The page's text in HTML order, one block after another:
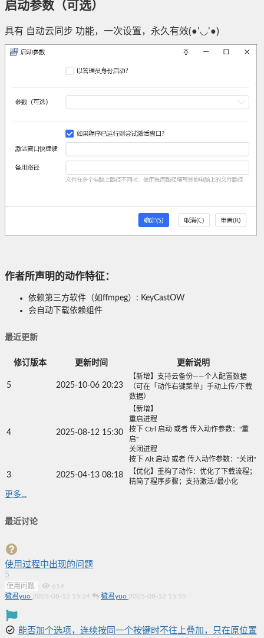
启动参数（可选）
具有 自动云同步 功能，一次设置，永久有效(●'◡'●)
作者所声明的动作特征：
依赖第三方软件（如ffmpeg）: KeyCastOW
会自动下载依赖组件
最近更新
修订版本 更新时间 更新说明
5 2025-10-06 20:23
【新增】支持云备份——个人配置数据
（可在「动作右键菜单」手动上传/下载
数据）
4 2025-08-12 15:30
【新增】
重启进程
按下 Ctrl 启动 或者 传入动作参数："重
启"
关闭进程
按下 Alt 启动 或者 传入动作参数："关闭"
3 2025-04-13 08:18
【优化】重构了动作：优化了下载流程；
精简了程序步骤；支持激活/最小化
更多...
最近讨论
使用过程中出现的问题
5
使用问题 ·
614
穢君yuo 2025-08-12 15:24 穢君yuo 2025-08-12 15:55
能否加个选项，连续按同一个按键时不往上叠加，只在原位置